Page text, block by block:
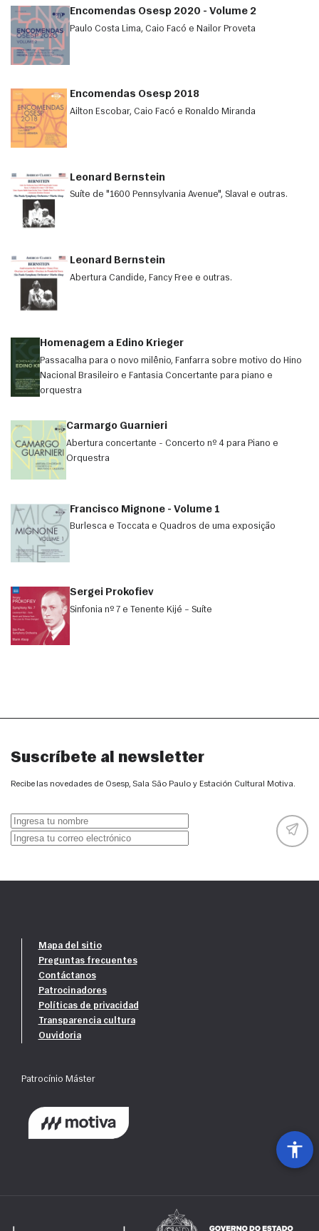
Encomendas Osesp 2020 - Volume 2
Paulo Costa Lima, Caio Facó e Nailor Proveta
Encomendas Osesp 2018
Ailton Escobar, Caio Facó e Ronaldo Miranda
Leonard Bernstein
Suíte de "1600 Pennsylvania Avenue", Slava! e outras.
Leonard Bernstein
Abertura Candide, Fancy Free e outras.
Homenagem a Edino Krieger
Passacalha para o novo milênio, Fanfarra sobre motivo do Hino
Nacional Brasileiro e Fantasia Concertante para piano e
orquestra
Carmargo Guarnieri
Abertura concertante - Concerto nº 4 para Piano e
Orquestra
Francisco Mignone - Volume 1
Burlesca e Toccata e Quadros de uma exposição
Sergei Prokofiev
Sinfonia nº 7 e Tenente Kijé – Suíte
Suscríbete al newsletter
Recibe las novedades de Osesp, Sala São Paulo y Estación Cultural Motiva.
Mapa del sitio
Preguntas frecuentes
Contáctanos
Patrocinadores
Políticas de privacidad
Transparencia cultura
Ouvidoria
Patrocínio Máster